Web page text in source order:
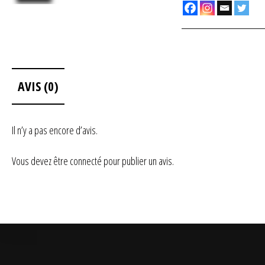
AVIS (0)
Il n’y a pas encore d’avis.
Vous devez être connecté pour publier un avis.